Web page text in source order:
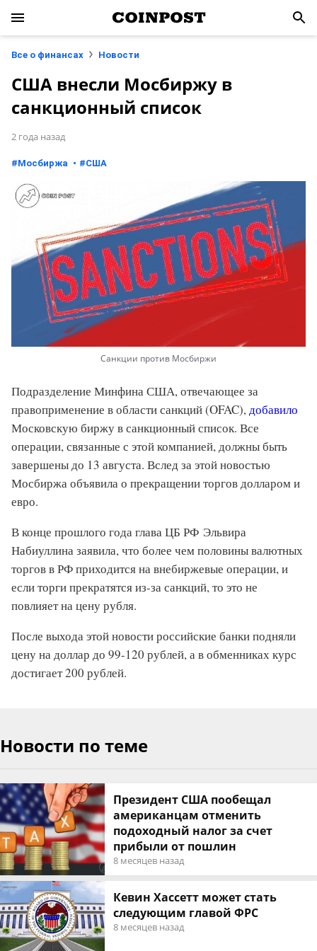
Все о финансах Новости
США внесли Мосбиржу в
санкционный список
2 года назад
#Мосбиржа #США
Санкции против Мосбиржи
Подразделение Минфина США, отвечающее за
правоприменение в области санкций (OFAC),добавило
Московскую биржу в санкционный список. Все
операции, связанные с этой компанией, должны быть
завершены до 13 августа. Вслед за этой новостью
Мосбиржа объявила о прекращении торгов долларом и
евро.
В конце прошлого года глава ЦБ РФ Эльвира
Набиуллина заявила, что более чем половины валютных
торгов в РФ приходится на внебиржевые операции, и
если торги прекратятся из-за санкций, то это не
повлияет на цену рубля.
После выхода этой новости российские банки подняли
цену на доллар до 99-120 рублей, а в обменниках курс
достигает 200 рублей.
Новости по теме
Президент США пообещал
американцам отменить
подоходный налог за счет
прибыли от пошлин
8 месяцев назад
Кевин Хассетт может стать
следующим главой ФРС
8 месяцев назад